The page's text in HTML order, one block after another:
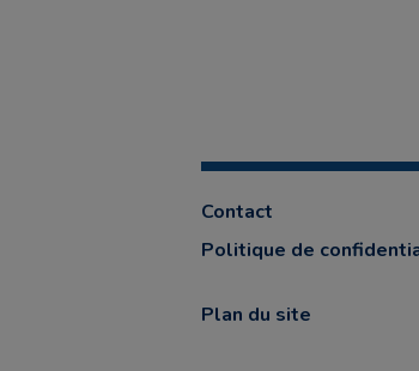
Contact
Politique de
Plan du site